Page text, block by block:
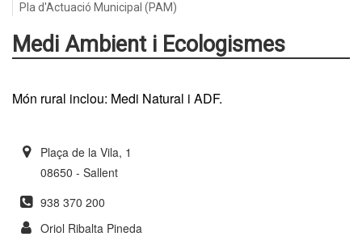
Pla d'Actuació Municipal (PAM)
Medi Ambient i Ecologismes
Món rural inclou: Medi Natural i ADF.
Plaça de la Vila, 1
08650 - Sallent
938 370 200
Oriol Ribalta Pineda